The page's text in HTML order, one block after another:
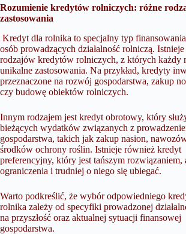
Rozumienie kredytów rolniczych: różne
zastosowania
Kredyt dla rolnika to specjalny typ
osób prowadzących działalność rolniczą.
rodzajów kredytów rolniczych, z których każdy
unikalne zastosowania. Na przykład, kredyty
przeznaczone na rozwój gospodarstwa, zakup
czy budowę obiektów rolniczych.
Innym rodzajem jest kredyt obrotowy, który
bieżących wydatków związanych z
gospodarstwa, takich jak zakup nasion,
środków ochrony roślin. Istnieje również kredyt
preferencyjny, który jest tańszym rozwiązaniem,
ograniczenia i trudniej o niego się ubiegać.
Warto podkreślić, że wybór odpowiedniego
rolnika zależy od specyfiki prowadzonej
na przyszłość oraz aktualnej sytuacji finansowej
gospodarstwa.